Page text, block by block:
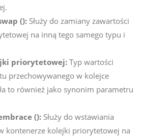
(): Służy do zamiany zawartości
na inną tego samego typu i
priorytetowej: Typ wartości
przechowywanego w kolejce
to również jako synonim parametru
(): Służy do wstawiania
kontenerze kolejki priorytetowej na